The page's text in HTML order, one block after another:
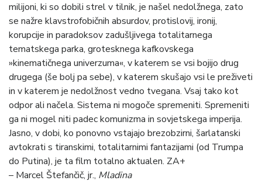
milijoni, ki so dobili strel v tilnik, je našel nedolžnega, zato
se nažre klavstrofobičnih absurdov, protislovij, ironij,
korupcije in paradoksov zadušljivega totalitarnega
tematskega parka, grotesknega kafkovskega
»kinematičnega univerzuma«, v katerem se vsi bojijo drug
drugega (še bolj pa sebe), v katerem skušajo vsi le preživeti
in v katerem je nedolžnost vedno tvegana. Vsaj tako kot
odpor ali načela. Sistema ni mogoče spremeniti. Spremeniti
ga ni mogel niti padec komunizma in sovjetskega imperija.
Jasno, v dobi, ko ponovno vstajajo brezobzirni, šarlatanski
avtokrati s tiranskimi, totalitarnimi fantazijami (od Trumpa
do Putina), je ta film totalno aktualen. ZA+
– Marcel Štefančič, jr., Mladina